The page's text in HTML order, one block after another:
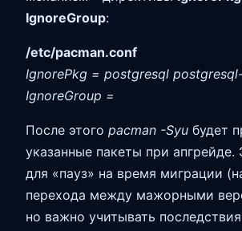
IgnoreGroup:
/etc/pacman.conf
IgnorePkg = postgresql
IgnoreGroup =
После этого pacman -Syu будет
указанные пакеты при апгрейде.
для «пауз» на время миграции
перехода между мажорными
но важно учитывать